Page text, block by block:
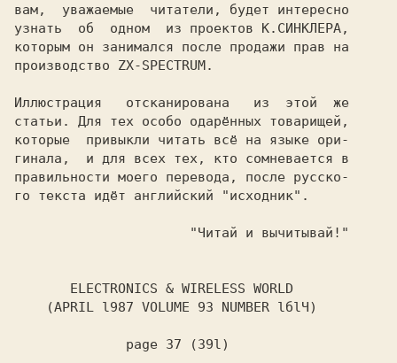
вам,
уважаемые  читатели, будет интересно
узнать
об одном из проектов
которым он занимался после продажи прав на
производство ZX-SPECTRUM.
Иллюстрация отсканирована из этой
же
статьи. Для тех особо одарённых товарищей,
которые  привыкли читать всё на языке ори-
правильности моего перевода, после русско-
го текста идёт английский "исходник".
ELECTRONICS & WIRELESS WORLD
(APRIL l987 VOLUME 93 NUMBER lбlЧ)
page 37 (39l)